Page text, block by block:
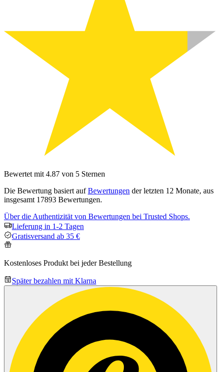
Bewertet mit 4.87 von 5 Sternen
Die Bewertung basiert aufBewertungen der letzten 12 Monate, aus
insgesamt 17893 Bewertungen.
Über die Authentizität von Bewertungen bei Trusted Shops.
Lieferung in 1-2 Tagen
Gratisversand ab 35 €
Kostenloses Produkt bei jeder Bestellung
Später bezahlen mit Klarna